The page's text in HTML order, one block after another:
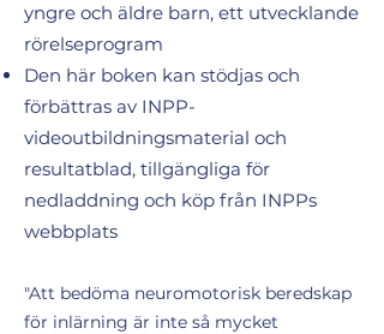
yngre och äldre barn, ett utvecklande
rörelseprogram
Den här boken kan stödjas och
förbättras av INPP-
videoutbildningsmaterial och
resultatblad, tillgängliga för
nedladdning och köp från INPPs
webbplats
"Att bedöma neuromotorisk beredskap
för inlärning är inte så mycket